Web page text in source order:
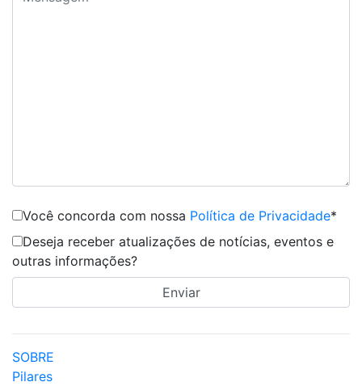
Você concorda com nossa Política de Privacidade*
Deseja receber atualizações de notícias, eventos e
outras informações?
SOBRE
Pilares